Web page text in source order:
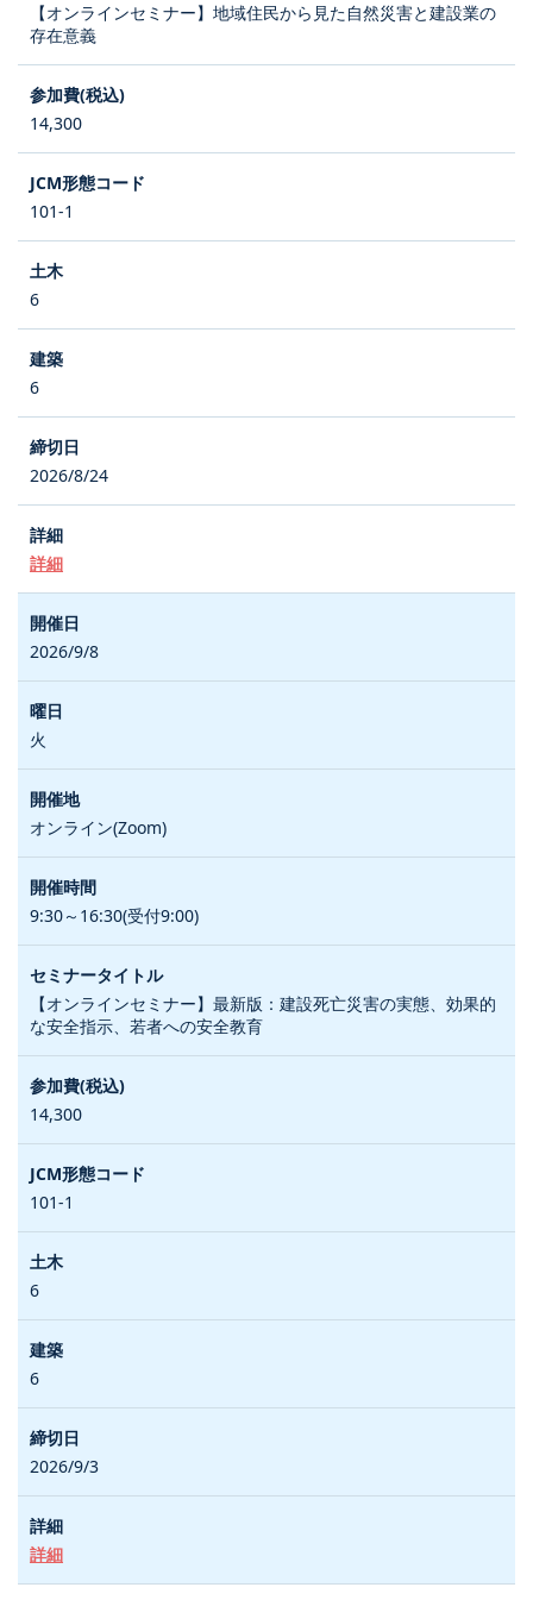
【オンラインセミナー】地域住民から見た自然災害と建設業の
存在意義
14,300
101-1
6
6
2026/8/24
詳細
2026/9/8
火
オンライン(Zoom)
9:30～16:30(受付9:00)
【オンラインセミナー】最新版：建設死亡災害の実態、効果的
な安全指示、若者への安全教育
14,300
101-1
6
6
2026/9/3
詳細